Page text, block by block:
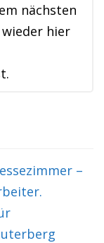
nächsten
wieder hier
–